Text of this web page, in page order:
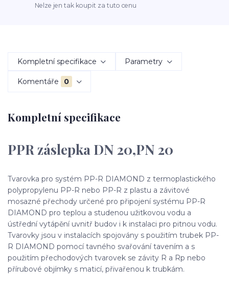
Nelze jen tak koupit za tuto cenu
Kompletní specifikace Parametry
Komentáře 0
Kompletní specifikace
PPR záslepka DN 20,PN 20
Tvarovka pro systém PP-R DIAMOND z termoplastického
polypropylenu PP-R nebo PP-R z plastu a závitové
mosazné přechody určené pro připojení systému PP-R
DIAMOND pro teplou a studenou užitkovou vodu a
ústřední vytápění uvnitř budov i k instalaci pro pitnou vodu.
Tvarovky jsou v instalacích spojovány s použitím trubek PP-
R DIAMOND pomocí tavného svařování tavením a s
použitím přechodových tvarovek se závity R a Rp nebo
přírubové objímky s maticí, přivařenou k trubkám.